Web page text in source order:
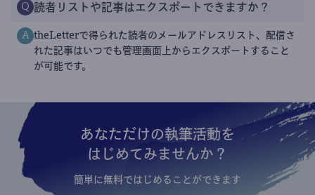
Q 読者リストや記事はエクスポートできますか？
A theLetterで得られた読者のメールアドレスリスト、配信さ
れた記事はいつでも管理画面上からエクスポートすること
が可能です。
あなただけの執筆活動を
はじめてみませんか？
簡単に無料ではじめることができます